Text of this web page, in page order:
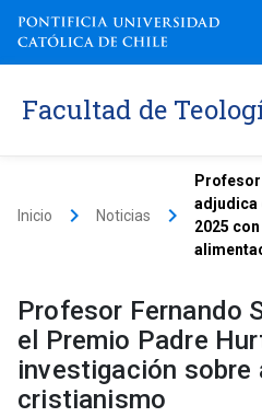
Facultad de
Inicio keyboard_arrow_right Noticias keyboard_arrow_right
adjudica
2025
Profesor Fernando
el Premio Padre
investigación sobre
cristianismo